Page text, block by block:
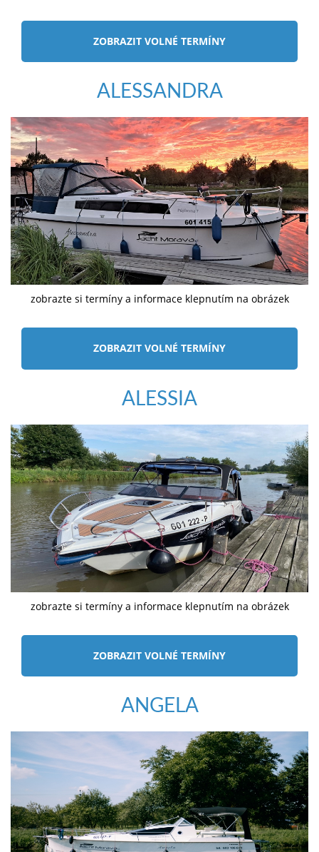
ZOBRAZIT VOLNÉ TERMÍNY
ALESSANDRA
zobrazte si termíny a informace klepnutím na obrázek
ZOBRAZIT VOLNÉ TERMÍNY
ALESSIA
zobrazte si termíny a informace klepnutím na obrázek
ZOBRAZIT VOLNÉ TERMÍNY
ANGELA